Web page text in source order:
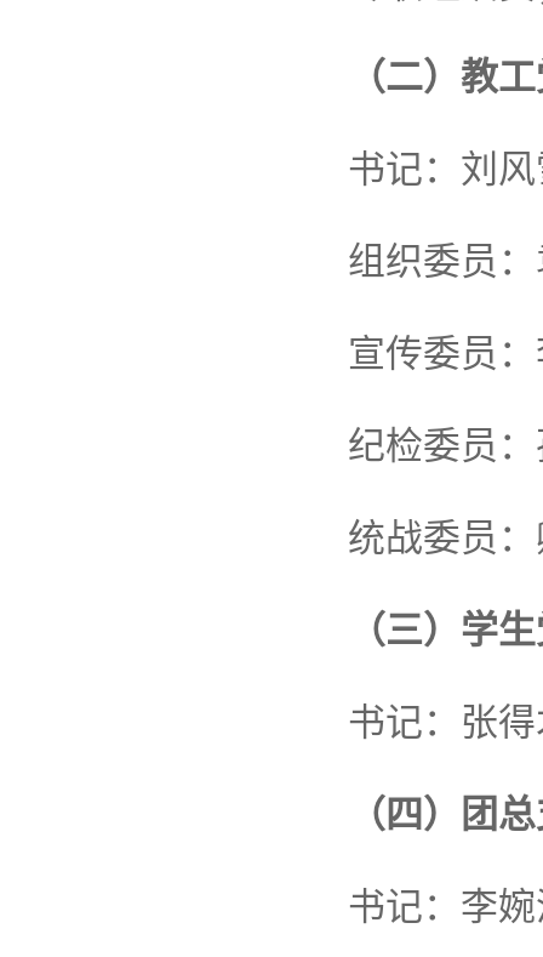
（二）教
书记：刘
组织委员
宣传委员
纪检委员
统战委员
（三）学
书记：张
（四）团
书记：李